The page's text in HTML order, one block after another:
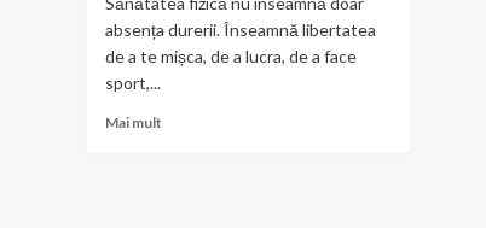
absența durerii. Înseamnă libertatea
de a te mișca, de a lucra, de a face
sport,...
Mai mult